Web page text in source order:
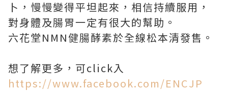
卜，慢慢變得平坦起來，相信持續服用，
對身體及腸胃一定有很大的幫助。
六花堂NMN健腸酵素於全線松本清發售。
想了解更多，可click入
https://www.facebook.com/ENCJP